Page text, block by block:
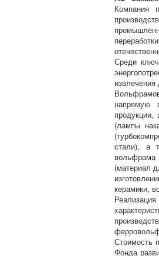
Компания
Среди
напрямую
продукции,
(лампы
стали), а
вольфрама
(материал
керамики,
Стоимость
Фонда